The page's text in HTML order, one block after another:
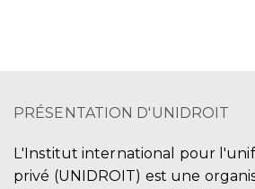
PRÉSENTATION D'UNIDROIT
L'Institut international pour
privé (UNIDROIT) est une